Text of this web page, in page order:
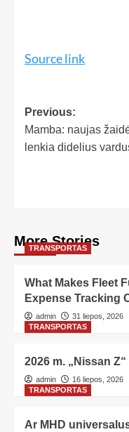
Source link
Previous:
Mamba: naujas
lenkia didelius
More Stories
TRANSPORTAS
What Makes Fleet
Expense Tracking
admin
31 liepos, 2026
TRANSPORTAS
2026 m. „Nissan
admin
16 liepos, 2026
TRANSPORTAS
Ar MHD